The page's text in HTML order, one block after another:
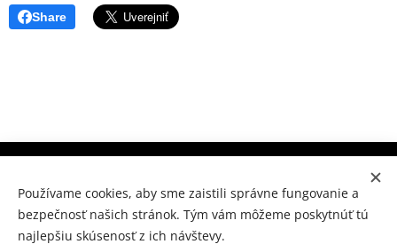
Share
01
www.skpo.sk
Cookies
Používame cookies, aby sme zaistili správne fungovanie a
bezpečnosť našich stránok. Tým vám môžeme poskytnúť tú
najlepšiu skúsenosť z ich návštevy.